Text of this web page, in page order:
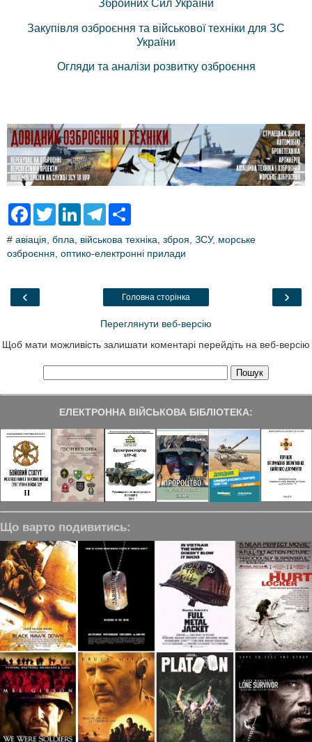
Збройних Сил України
Закупівля озброєння та військової техніки для ЗС
України
Огляди та аналізи розвитку озброєння
F
e
b
k
T
t
L
k
e
T
e
g
m
r
e
# авіація бпла військова техніка зброя ЗСУ, морське
озброєння оптико-електронні прилади
‹ ›
Головна сторінка
Переглянути веб-версію
Щоб мати можливість залишати коментарі перейдіть на веб-версію
ЕЛЕКТРОННА ВІЙСЬКОВА БІБЛІОТЕКА:
Що варто подивитись: